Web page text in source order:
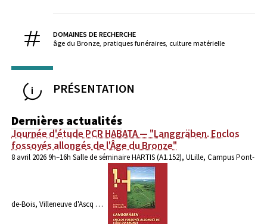
DOMAINES DE RECHERCHE
âge du Bronze, pratiques funéraires, culture matérielle
PRÉSENTATION
Dernières actualités
Journée d'étude PCR HABATA — "Langgräben. Enclos
fossoyés allongés de l'Âge du Bronze"
8 avril 2026 9h–16h Salle de séminaire HARTIS (A1.152), ULille, Campus Pont-
de-Bois, Villeneuve d'Ascq …